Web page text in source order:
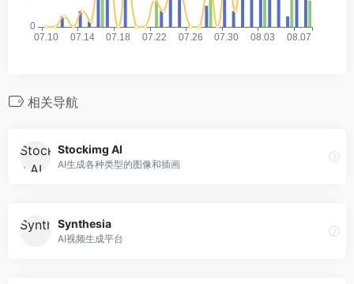
相关导航
Stockimg AI
AI生成各种类型的图像和插画
Synthesia
AI视频生成平台